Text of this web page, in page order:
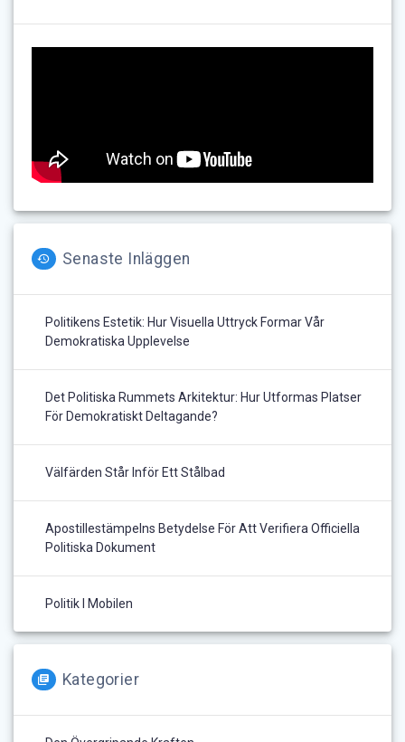
Senaste Inläggen
Politikens Estetik: Hur Visuella Uttryck Formar Vår
Demokratiska Upplevelse
Det Politiska Rummets Arkitektur: Hur Utformas Platser
För Demokratiskt Deltagande?
Välfärden Står Inför Ett Stålbad
Apostillestämpelns Betydelse För Att Verifiera Officiella
Politiska Dokument
Politik I Mobilen
Kategorier